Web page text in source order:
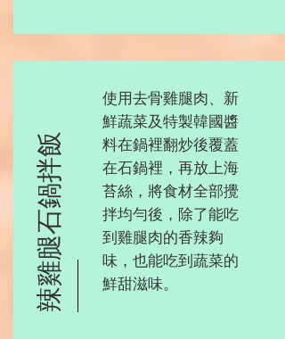
辣雞腿石鍋拌飯
使用去骨雞腿肉、新
鮮蔬菜及特製韓國醬
料在鍋裡翻炒後覆蓋
在石鍋裡，再放上海
苔絲，將食材全部攪
拌均勻後，除了能吃
到雞腿肉的香辣夠
味，也能吃到蔬菜的
鮮甜滋味。